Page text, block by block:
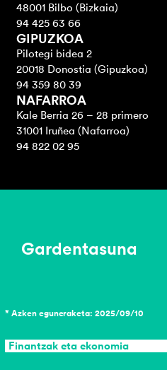
48001 Bilbo (Bizkaia)
94 425 63 66
GIPUZKOA
Pilotegi bidea 2
20018 Donostia (Gipuzkoa)
94 359 80 39
NAFARROA
Kale Berria 26 – 28 primero
31001 Iruñea (Nafarroa)
94 822 02 95
Gardentasuna
* Azken eguneraketa: 2025/09/10
Finantzak eta ekonomia